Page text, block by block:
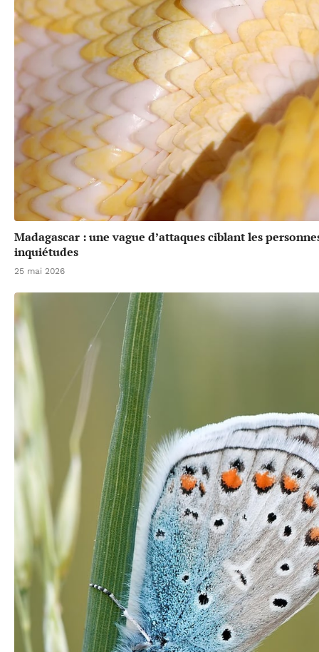
Madagascar : une vague d’attaques ciblant les
inquiétudes
25 mai 2026